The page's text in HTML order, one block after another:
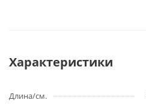
Характеристики
Длина/см.